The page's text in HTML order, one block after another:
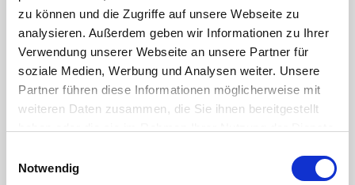
zu können und die Zugriffe auf unsere Webseite zu
analysieren. Außerdem geben wir Informationen zu Ihrer
Verwendung unserer Webseite an unsere Partner für
soziale Medien, Werbung und Analysen weiter. Unsere
Partner führen diese Informationen möglicherweise mit
weiteren Daten zusammen, die Sie ihnen bereitgestellt
Cookies, wenn Sie unsere Webseite weiterhin nutzen.
Notwendig
Farbe: Grau
DOWNLOAD